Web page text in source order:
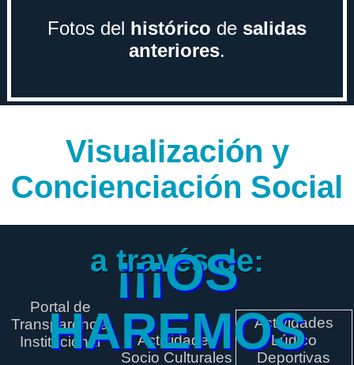
¡¡¡OS
HAREMOS
Fotos del histórico de salidas
anteriores.
Visualización y
Concienciación Social
a través de:
Portal de
Transparencia
Institucional
Actividades
Socio Culturales
Actividades
Lúdico
Deportivas